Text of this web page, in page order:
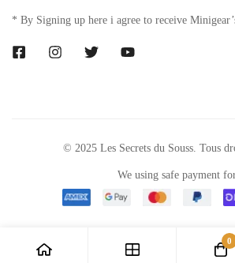
* By Signing up here i agree to receive
© 2025 Les Secrets du Souss. Tous
We using safe payment
0